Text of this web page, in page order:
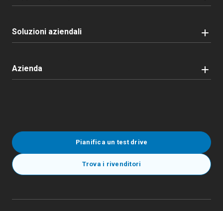
Soluzioni aziendali
Azienda
Pianifica un test drive
Trova i rivenditori